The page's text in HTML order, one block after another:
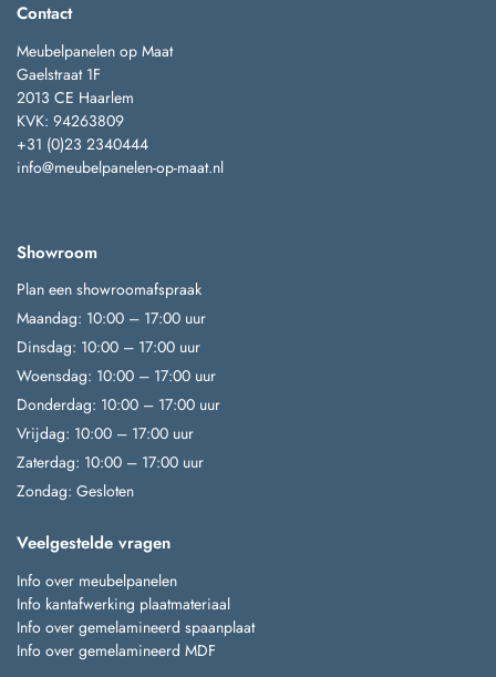
Contact
Meubelpanelen op Maat
Gaelstraat 1F
2013 CE Haarlem
KVK: 94263809
+31 (0)23 2340444
info@meubelpanelen-op-maat.nl
Showroom
Plan een showroomafspraak
Maandag: 10:00 – 17:00 uur
Dinsdag: 10:00 – 17:00 uur
Woensdag: 10:00 – 17:00 uur
Donderdag: 10:00 – 17:00 uur
Vrijdag: 10:00 – 17:00 uur
Zaterdag: 10:00 – 17:00 uur
Zondag: Gesloten
Veelgestelde vragen
Info over meubelpanelen
Info kantafwerking plaatmateriaal
Info over gemelamineerd spaanplaat
Info over gemelamineerd MDF